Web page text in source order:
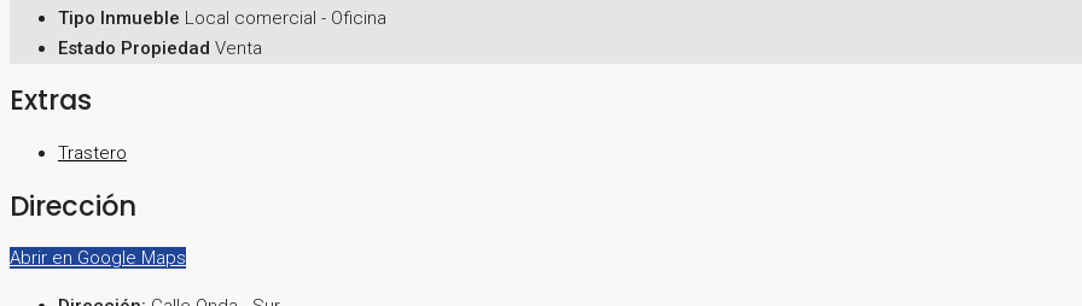
Tipo Inmueble Local comercial - Oficina
Estado Propiedad Venta
Extras
Trastero
Dirección
Abrir en Google Maps